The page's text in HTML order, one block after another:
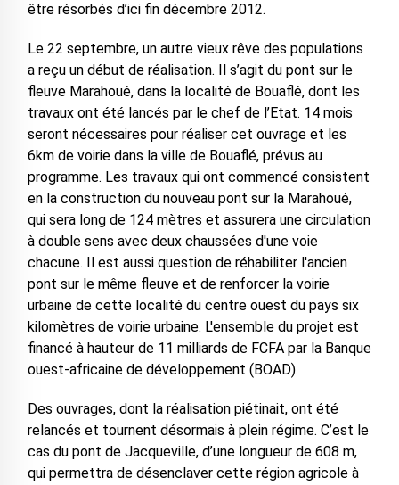
être résorbés d’ici fin décembre 2012.
Le 22 septembre, un autre vieux rêve des populations
a reçu un début de réalisation. Il s’agit du pont sur le
fleuve Marahoué, dans la localité de Bouaflé, dont les
travaux ont été lancés par le chef de l’Etat. 14 mois
seront nécessaires pour réaliser cet ouvrage et les
6km de voirie dans la ville de Bouaflé, prévus au
programme. Les travaux qui ont commencé consistent
en la construction du nouveau pont sur la Marahoué,
qui sera long de 124 mètres et assurera une circulation
à double sens avec deux chaussées d'une voie
chacune. Il est aussi question de réhabiliter l'ancien
pont sur le même fleuve et de renforcer la voirie
urbaine de cette localité du centre ouest du pays six
kilomètres de voirie urbaine. L'ensemble du projet est
financé à hauteur de 11 milliards de FCFA par la Banque
ouest-africaine de développement (BOAD).
Des ouvrages, dont la réalisation piétinait, ont été
relancés et tournent désormais à plein régime. C’est le
cas du pont de Jacqueville, d’une longueur de 608 m,
qui permettra de désenclaver cette région agricole à